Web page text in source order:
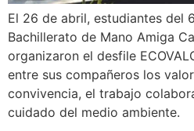
El 26 de abril, estudiantes del
Bachillerato de Mano Amiga
organizaron el desfile
entre sus compañeros los
convivencia, el trabajo
cuidado del medio ambiente.